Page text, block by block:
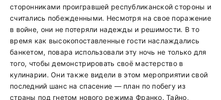
сторонниками проигравшей республиканской стороны и
считались побежденными. Несмотря на свое поражение
в войне, они не потеряли надежды и решимости. В то
время как высокопоставленные гости наслаждались
банкетом, повара использовали эту ночь не только для
того, чтобы демонстрировать своё мастерство в
кулинарии. Они также видели в этом мероприятии свой
последний шанс на спасение — план по побегу из
страны под гнетом нового режима Франко. Тайно,